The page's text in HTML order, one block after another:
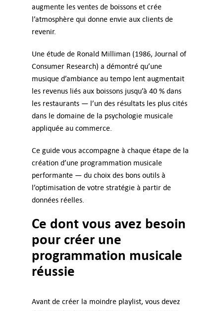
Types d’Entreprises
Support
Se connecter
augmente les ventes de boissons et crée
l’atmosphère qui donne envie aux clients de
revenir.
Une étude de Ronald Milliman (1986, Journal of
Consumer Research) a démontré qu’une
musique d’ambiance au tempo lent augmentait
les revenus liés aux boissons jusqu’à 40 % dans
les restaurants — l’un des résultats les plus cités
dans le domaine de la psychologie musicale
appliquée au commerce.
Ce guide vous accompagne à chaque étape de la
création d’une programmation musicale
performante — du choix des bons outils à
l’optimisation de votre stratégie à partir de
données réelles.
Ce dont vous avez besoin
pour créer une
programmation musicale
réussie
Avant de créer la moindre playlist, vous devez